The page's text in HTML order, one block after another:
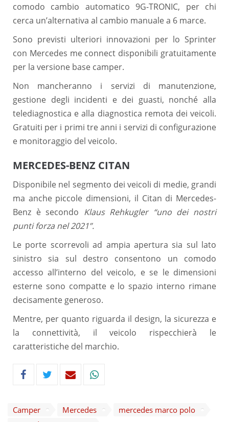
comodo cambio automatico 9G-TRONIC, per chi
cerca un’alternativa al cambio manuale a 6 marce.
Sono previsti ulteriori innovazioni per lo Sprinter
con Mercedes me connect disponibili gratuitamente
per la versione base camper.
Non mancheranno i servizi di manutenzione,
gestione degli incidenti e dei guasti, nonché alla
telediagnostica e alla diagnostica remota dei veicoli.
Gratuiti per i primi tre anni i servizi di configurazione
e monitoraggio del veicolo.
MERCEDES-BENZ CITAN
Disponibile nel segmento dei veicoli di medie, grandi
ma anche piccole dimensioni, il Citan di Mercedes-
Benz è secondo Klaus Rehkugler “uno dei nostri
punti forza nel 2021”.
Le porte scorrevoli ad ampia apertura sia sul lato
sinistro sia sul destro consentono un comodo
accesso all’interno del veicolo, e se le dimensioni
esterne sono compatte e lo spazio interno rimane
decisamente generoso.
Mentre, per quanto riguarda il design, la sicurezza e
la connettività, il veicolo rispecchierà le
caratteristiche del marchio.
Camper Mercedes
mercedes marco polo